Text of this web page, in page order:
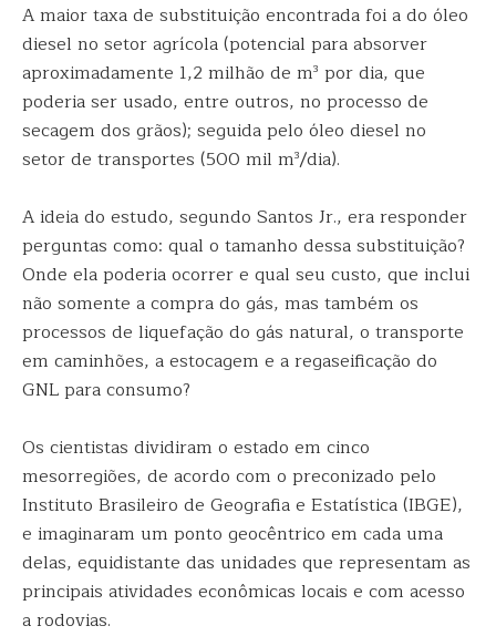
A maior taxa de substituição encontrada foi a do óleo
diesel no setor agrícola (potencial para absorver
aproximadamente 1,2 milhão de m³ por dia, que
poderia ser usado, entre outros, no processo de
secagem dos grãos); seguida pelo óleo diesel no
setor de transportes (500 mil m³/dia).
A ideia do estudo, segundo Santos Jr., era responder
perguntas como: qual o tamanho dessa substituição?
Onde ela poderia ocorrer e qual seu custo, que inclui
não somente a compra do gás, mas também os
processos de liquefação do gás natural, o transporte
em caminhões, a estocagem e a regaseificação do
GNL para consumo?
Os cientistas dividiram o estado em cinco
mesorregiões, de acordo com o preconizado pelo
Instituto Brasileiro de Geografia e Estatística (IBGE),
e imaginaram um ponto geocêntrico em cada uma
delas, equidistante das unidades que representam as
principais atividades econômicas locais e com acesso
a rodovias.